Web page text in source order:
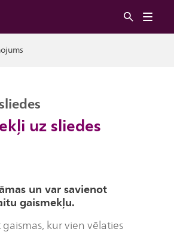
uz sliedes
un var savienot
gaismekļu.
kur vien vēlaties